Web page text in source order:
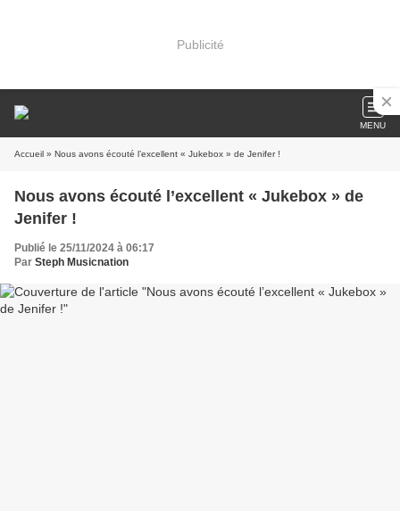
Publicité
MENU
Accueil » Nous avons écouté l’excellent « Jukebox » de Jenifer !
Nous avons écouté l’excellent « Jukebox » de
Jenifer !
Publié le 25/11/2024 à 06:17
Par Steph Musicnation